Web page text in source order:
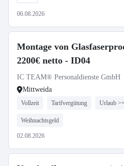
06.08.2026
Montage von
2200€ netto - ID04
IC TEAM® Personaldienste GmbH
Mittweida
Vollzeit Tarifvergütung Urlaub
Weihnachtsgeld
02.08.2026